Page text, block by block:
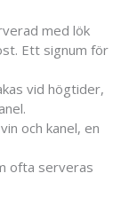
med lök
Ett signum för
vid högtider,
och kanel, en
ofta serveras